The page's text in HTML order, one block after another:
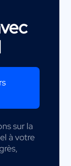
sur la
à votre